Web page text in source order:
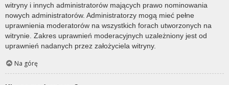
witryny i innych administratorów mających prawo nominowania
nowych administratorów. Administratorzy mogą mieć pełne
uprawnienia moderatorów na wszystkich forach utworzonych na
witrynie. Zakres uprawnień moderacyjnych uzależniony jest od
uprawnień nadanych przez założyciela witryny.
Na górę